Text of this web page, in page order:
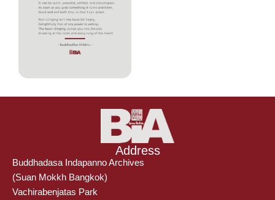
Address
Buddhadasa Indapanno Archives
(Suan Mokkh Bangkok)
Vachirabenjatas Park